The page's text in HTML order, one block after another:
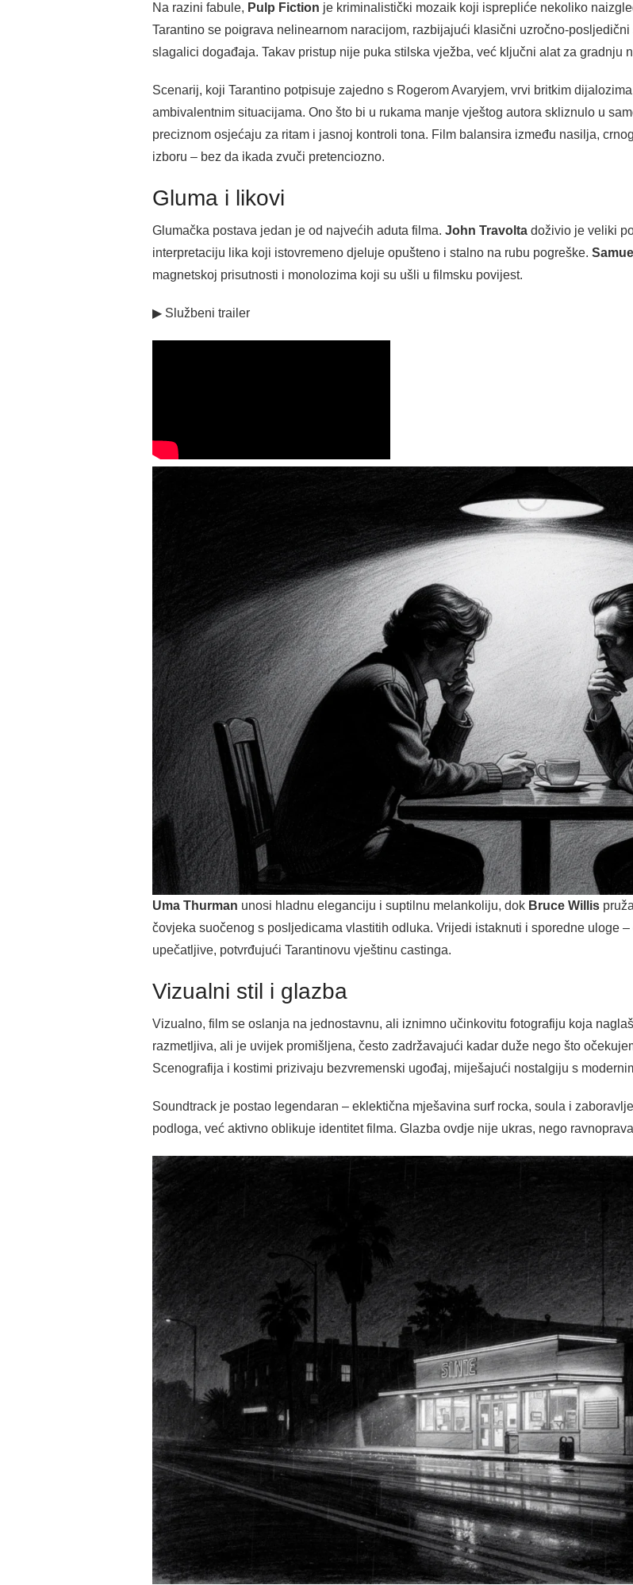
Na razini fabule, Pulp Fiction je kriminalistički mozaik koji isprepliće nekoliko
Tarantino se poigrava nelinearnom naracijom, razbijajući klasični uzročno-
slagalici događaja. Takav pristup nije puka stilska vježba, već ključni alat za gradnju
Scenarij, koji Tarantino potpisuje zajedno s Rogerom Avaryjem, vrvi britkim
ambivalentnim situacijama. Ono što bi u rukama manje vještog autora skliznulo u
preciznom osjećaju za ritam i jasnoj kontroli tona. Film balansira između nasilja,
izboru – bez da ikada zvuči pretenciozno.
Gluma i likovi
Glumačka postava jedan je od najvećih aduta filma. John Travolta doživio je veliki
interpretaciju lika koji istovremeno djeluje opušteno i stalno na rubu pogreške.
magnetskoj prisutnosti i monolozima koji su ušli u filmsku povijest.
▶ Službeni trailer
Uma Thurman unosi hladnu eleganciju i suptilnu melankoliju, dok Bruce Willis
čovjeka suočenog s posljedicama vlastitih odluka. Vrijedi istaknuti i sporedne uloge
upečatljive, potvrđujući Tarantinovu vještinu castinga.
Vizualni stil i glazba
Vizualno, film se oslanja na jednostavnu, ali iznimno učinkovitu fotografiju koja
razmetljiva, ali je uvijek promišljena, često zadržavajući kadar duže nego što
Scenografija i kostimi prizivaju bezvremenski ugođaj, miješajući nostalgiju s
Soundtrack je postao legendaran – eklektična mješavina surf rocka, soula i
podloga, već aktivno oblikuje identitet filma. Glazba ovdje nije ukras, nego